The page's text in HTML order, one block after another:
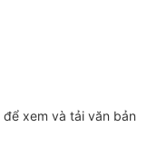
để xem và tải văn bản